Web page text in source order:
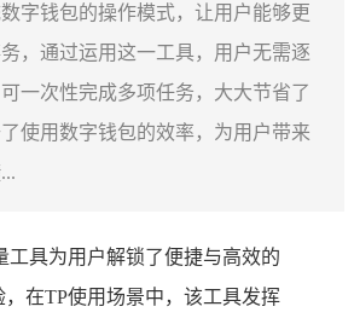
字钱包的操作模式，让用户能够更
，通过运用这一工具，用户无需逐
一次性完成多项任务，大大节省了
使用数字钱包的效率，为用户带来
工具为用户解锁了便捷与高效的
在TP使用场景中，该工具发挥